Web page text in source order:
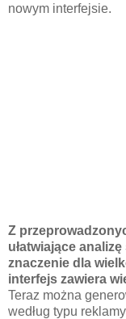
nowym interfejsie.
Z
ułatwiające
znaczenie dla
interfejs zawiera
Teraz można
według typu